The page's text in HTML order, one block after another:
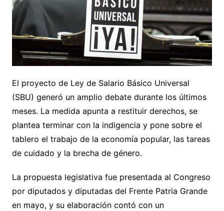
El proyecto de Ley de Salario Básico Universal
(SBU) generó un amplio debate durante los últimos
meses. La medida apunta a restituir derechos, se
plantea terminar con la indigencia y pone sobre el
tablero el trabajo de la economía popular, las tareas
de cuidado y la brecha de género.
La propuesta legislativa fue presentada al Congreso
por diputados y diputadas del Frente Patria Grande
en mayo, y su elaboración contó con un